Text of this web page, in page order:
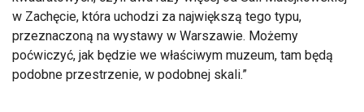
w Zachęcie, która uchodzi za największą tego typu,
przeznaczoną na wystawy w Warszawie. Możemy
poćwiczyć, jak będzie we właściwym muzeum, tam będą
podobne przestrzenie, w podobnej skali.